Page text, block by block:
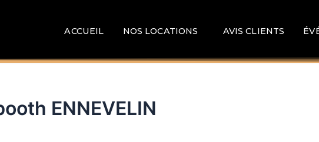
ACCUEIL NOS LOCATIONS AVIS CLIENTS
ENNEVELIN